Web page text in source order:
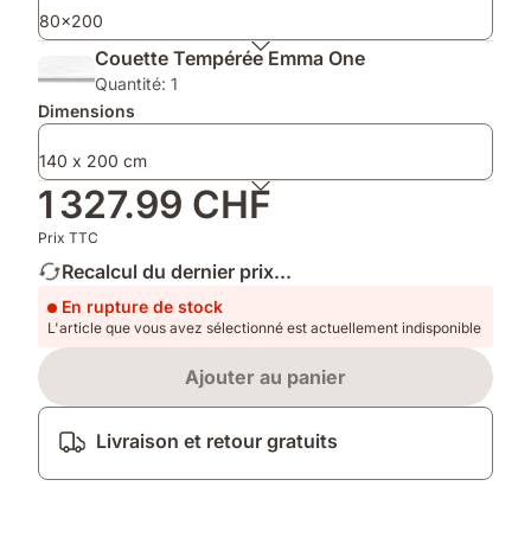
80x200
Couette Tempérée Emma One
Quantité: 1
Dimensions
140 x 200 cm
1 327.99 CHF
Prix TTC
Recalcul du dernier prix...
En rupture de stock
L'article que vous avez sélectionné est actuellement indisponible
Ajouter au panier
Livraison et retour gratuits